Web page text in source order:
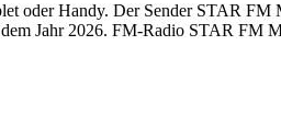
oder Handy. Der Sender STAR
Jahr 2026. FM-Radio STAR